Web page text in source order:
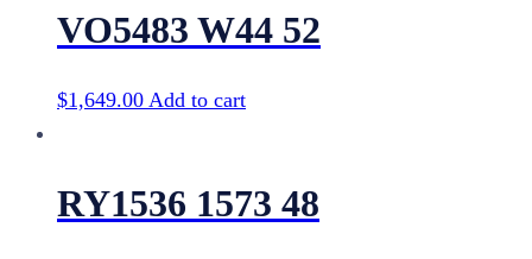
VO5483 W44 52
$1,649.00 Add to cart
RY1536 1573 48